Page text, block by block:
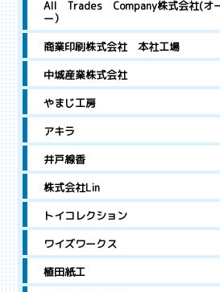
All Trades Company株式会社(オ
ー）
商業印刷株式会社 本社工場
中城産業株式会社
やまじ工房
アキラ
井戸線香
株式会社Lin
トイコレクション
ワイズワークス
植田紙工